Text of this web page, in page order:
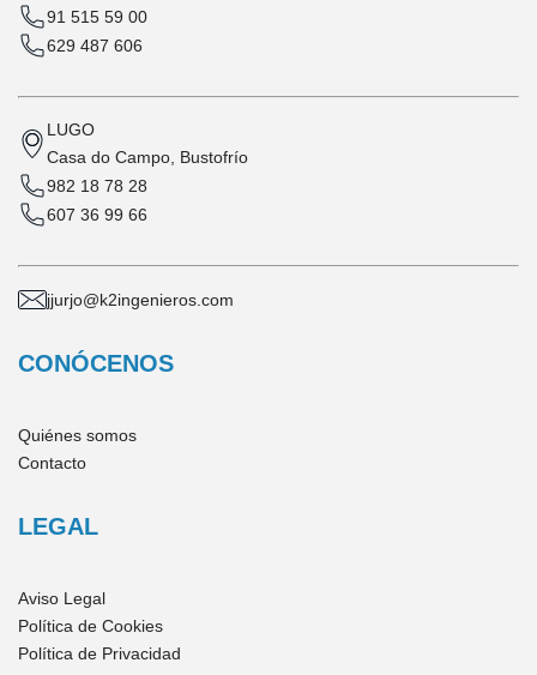
91 515 59 00
629 487 606
LUGO
Casa do Campo, Bustofrío
982 18 78 28
607 36 99 66
jjurjo@k2ingenieros.com
CONÓCENOS
Quiénes somos
Contacto
LEGAL
Aviso Legal
Política de Cookies
Política de Privacidad